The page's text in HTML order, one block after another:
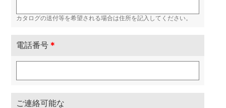
カタログの送付等を希望される場合は住所を記入してください。
電話番号 ＊
ご連絡可能な